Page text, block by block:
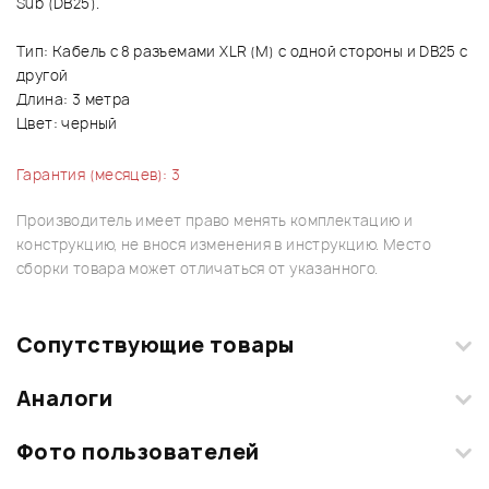
Тип: Кабель с 8 разъемами XLR (M) с одной стороны и DB25 с
другой
Длина: 3 метра
Цвет: черный
Гарантия (месяцев): 3
Производитель имеет право менять комплектацию и
конструкцию, не внося изменения в инструкцию. Место
сборки товара может отличаться от указанного.
Сопутствующие товары
Аналоги
Фото пользователей